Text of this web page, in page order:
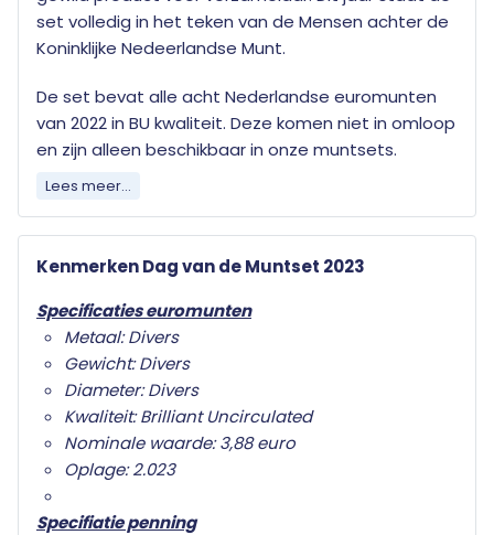
set volledig in het teken van de Mensen achter de
Koninklijke Nedeerlandse Munt.
De set bevat alle acht Nederlandse euromunten
van 2022 in BU kwaliteit. Deze komen niet in omloop
en zijn alleen beschikbaar in onze muntsets.
Lees meer...
Kenmerken Dag van de Muntset 2023
Specificaties euromunten
Metaal: Divers
Gewicht: Divers
Diameter: Divers
Kwaliteit: Brilliant Uncirculated
Nominale waarde: 3,88 euro
Oplage: 2.023
Specifiatie penning